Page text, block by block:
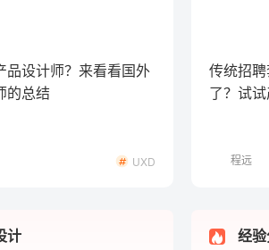
品设计师？来看看国外
的总结
UXD
传统招
了？试
程远
计 经